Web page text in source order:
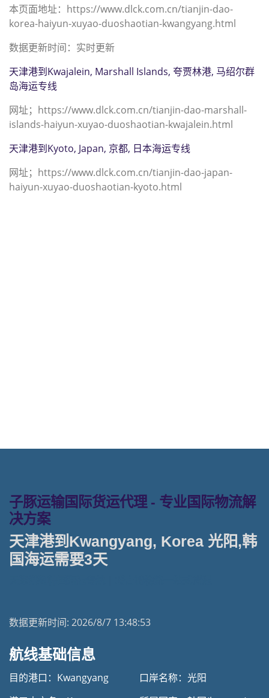
本页面地址：https://www.dlck.com.cn/tianjin-dao-
korea-haiyun-xuyao-duoshaotian-kwangyang.html
数据更新时间：实时更新
天津港到Kwajalein, Marshall Islands, 夸贾林港, 马绍尔群
岛海运专线
网址；https://www.dlck.com.cn/tianjin-dao-marshall-
islands-haiyun-xuyao-duoshaotian-kwajalein.html
天津港到Kyoto, Japan, 京都, 日本海运专线
网址；https://www.dlck.com.cn/tianjin-dao-japan-
haiyun-xuyao-duoshaotian-kyoto.html
子豚运输国际货运代理 - 专业国际物流解
决方案
天津港到Kwangyang, Korea 光阳,韩
国海运需要3天
数据更新时间: 2026/8/7 13:48:53
航线基础信息
目的港口：Kwangyang
口岸名称：光阳